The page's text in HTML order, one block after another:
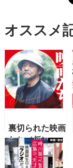
オススメ
裏切られた映画
たち（仮）
【2024年８月
号 押井守連載